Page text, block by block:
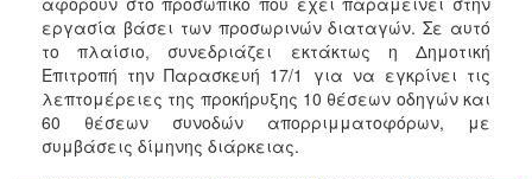
εργασία βάσει των προσωρινών διαταγών. Σε αυτό
το πλαίσιο, συνεδριάζει εκτάκτως η Δημοτική
Επιτροπή την Παρασκευή 17/1 για να εγκρίνει τις
λεπτομέρειες της προκήρυξης 10 θέσεων οδηγών και
60 θέσεων συνοδών απορριμματοφόρων, με
συμβάσεις δίμηνης διάρκειας.